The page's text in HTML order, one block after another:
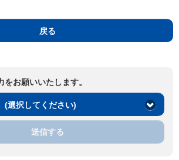
戻る
お願いいたします。
(選択してください)
送信する